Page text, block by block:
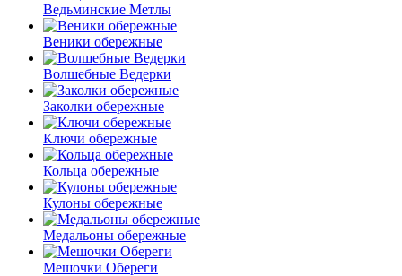
Ведьминские Метлы
Веники обережные
Волшебные Ведерки
Заколки обережные
Ключи обережные
Кольца обережные
Кулоны обережные
Медальоны обережные
Мешочки Обереги